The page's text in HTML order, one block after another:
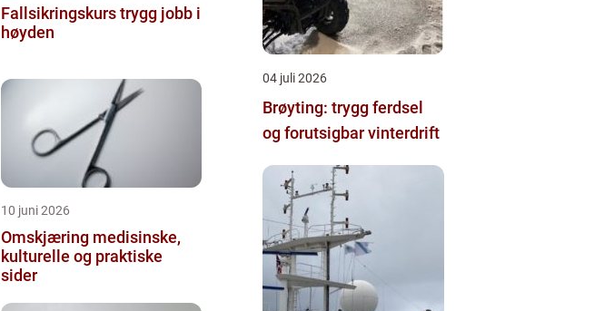
Fallsikringskurs trygg jobb i
høyden
10 juni 2026
Omskjæring medisinske,
kulturelle og praktiske
sider
04 juli 2026
Brøyting: trygg ferdsel
og forutsigbar vinterdrift